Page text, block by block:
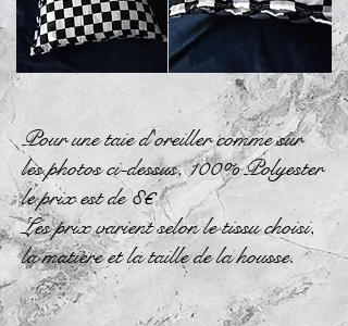
Pour une taie d'oreiller comme sur
les photos ci-dessus, 100% Polyester
le prix est de 8€
Les prix varient selon le tissu choisi,
la matière et la taille de la housse.